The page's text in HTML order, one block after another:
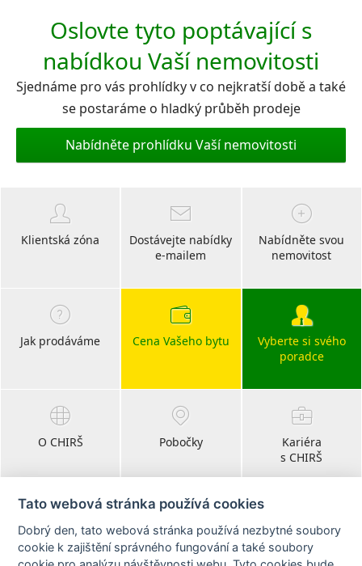
Oslovte tyto poptávající s
nabídkou Vaší nemovitosti
Sjednáme pro vás prohlídky v co nejkratší době a také
se postaráme o hladký průběh prodeje
Nabídněte prohlídku Vaší nemovitosti
Klientská zóna
Dostávejte nabídky
e-mailem
Nabídněte svou
nemovitost
Jak prodáváme Cena Vašeho bytu
Vyberte si svého
poradce
O CHIRŠ Pobočky
Kariéra
s CHIRŠ
Blog
realitní články
Tato webová stránka používá cookies
Dobrý den, tato webová stránka používá nezbytné soubory
cookie k zajištění správného fungování a také soubory